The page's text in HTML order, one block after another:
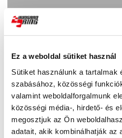
Ez a weboldal sütiket használ
Sütiket használunk a tartalmak
szabásához, közösségi
valamint weboldalforgalmunk
közösségi média-, hirdető- és
megosztjuk az Ön
adatait, akik kombinálhatják az
Elektromos
Bővebb információ